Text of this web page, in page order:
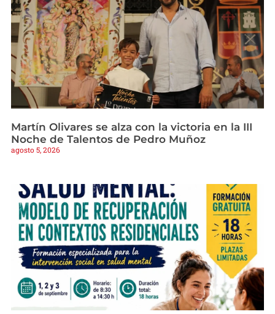
Martín Olivares se alza con la victoria en la III
Noche de Talentos de Pedro Muñoz
agosto 5, 2026